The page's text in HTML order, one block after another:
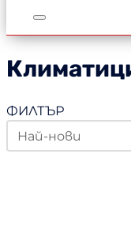
ФИЛТЪР
Order Products
Sort content